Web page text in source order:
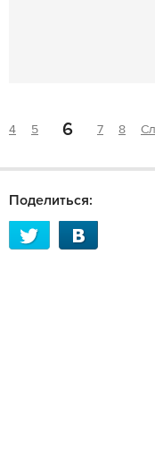
4 5 6 7 8
Поделиться: